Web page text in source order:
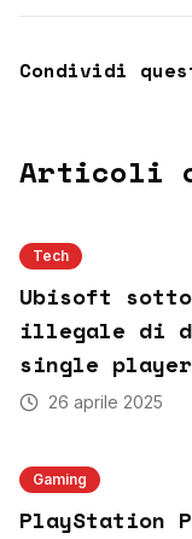
Condividi
Articoli
Tech
Ubisoft
illegale di
single player
26 aprile 2025
Gaming
PlayStation